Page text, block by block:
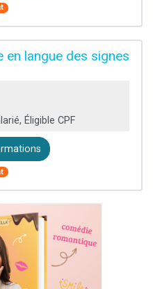
en langue des signes
Éligible CPF